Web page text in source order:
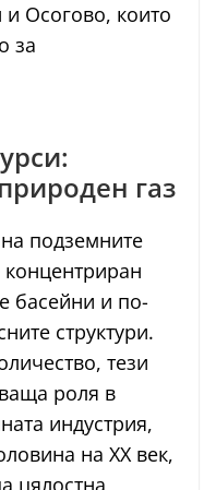
Осогово, които
за
газ
подземните
концентриран
басейни и по-
структури.
тези
роля в
индустрия,
на XX век,